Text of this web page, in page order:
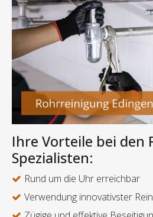
Ihre Vorteile bei den
Spezialisten:
Rund um die Uhr erreichbar
Verwendung innovativster